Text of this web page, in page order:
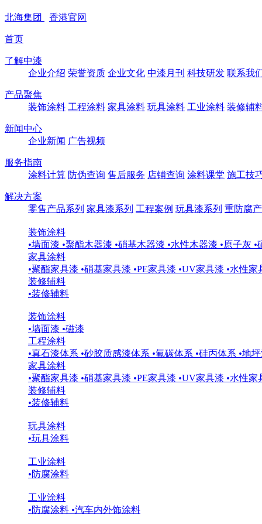
北海集团 香港官网
首页
了解中漆
企业介绍 荣誉资质 企业文化 中漆月刊 科技研发 联系我
产品聚焦
装饰涂料 工程涂料 家具涂料 玩具涂料 工业涂料 装修辅
新闻中心
企业新闻 广告视频
服务指南
涂料计算 防伪查询 售后服务 店铺查询 涂料课堂 施工技
解决方案
零售产品系列 家具漆系列 工程案例 玩具漆系列 重防腐
装饰涂料
•墙面漆 •聚酯木器漆 •硝基木器漆 •水性木器漆 •原子灰 •
家具涂料
•聚酯家具漆 •硝基家具漆 •PE家具漆 •UV家具漆 •水性家
装修辅料
•装修辅料
装饰涂料
•墙面漆 •磁漆
工程涂料
•真石漆体系 •砂胶质感漆体系 •氟碳体系 •硅丙体系 •地
家具涂料
•聚酯家具漆 •硝基家具漆 •PE家具漆 •UV家具漆 •水性家
装修辅料
•装修辅料
玩具涂料
•玩具涂料
工业涂料
•防腐涂料
工业涂料
•防腐涂料 •汽车内外饰涂料